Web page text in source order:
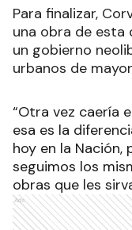
Para finalizar,
una obra de esta
un gobierno
urbanos de
“Otra vez caería
esa es la
hoy en la Nación,
seguimos los
obras que les
Ads